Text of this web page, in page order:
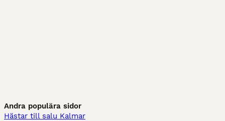
Andra populära sidor
Hästar till salu Kalmar